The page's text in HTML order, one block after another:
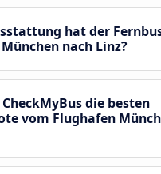
hat der
nach Linz?
die besten
vom Flughafen